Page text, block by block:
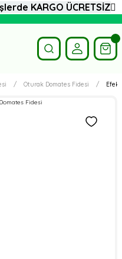
Oturak Domates Fidesi
KARGO ÜCRETSİZ